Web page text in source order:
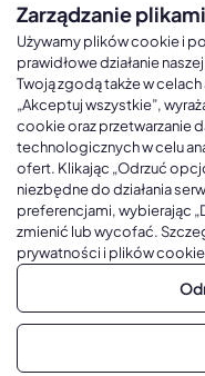
Kalendarze książkowe
Kalendarze
Copyright © 2026,
Zarządzanie
Używamy plików cookie i
prawidłowe działanie
Twoją zgodą także w
„Akceptuj wszystkie”,
cookie oraz przetwarzanie
technologicznych w celu
ofert. Klikając „Odrzuć
niezbędne do działania
preferencjami, wybierając
zmienić lub wycofać.
prywatności i plików